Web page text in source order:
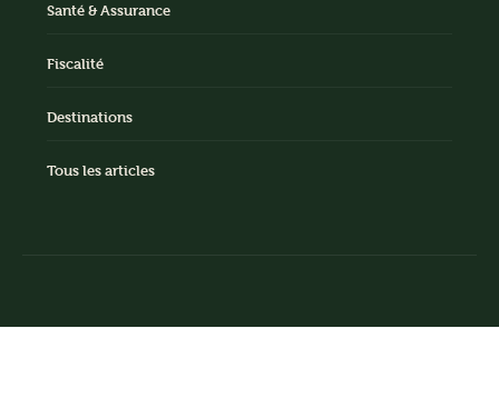
Santé & Assurance
Fiscalité
Destinations
Tous les articles